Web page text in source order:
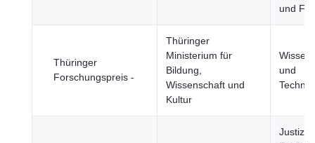
und
Thüringer
Forschungspreis -
Thüringer
Ministerium für
Bildung,
Wissenschaft und
Kultur
und
Justiz,